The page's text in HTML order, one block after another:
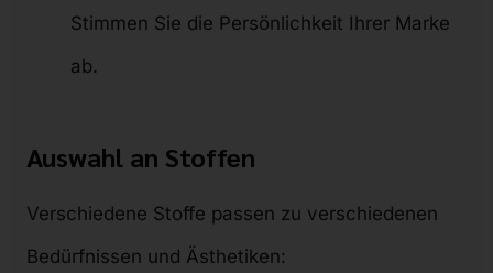
Stimmen Sie die Persönlichkeit Ihrer Marke
ab.
Auswahl an Stoffen
Verschiedene Stoffe passen zu verschiedenen
Bedürfnissen und Ästhetiken: